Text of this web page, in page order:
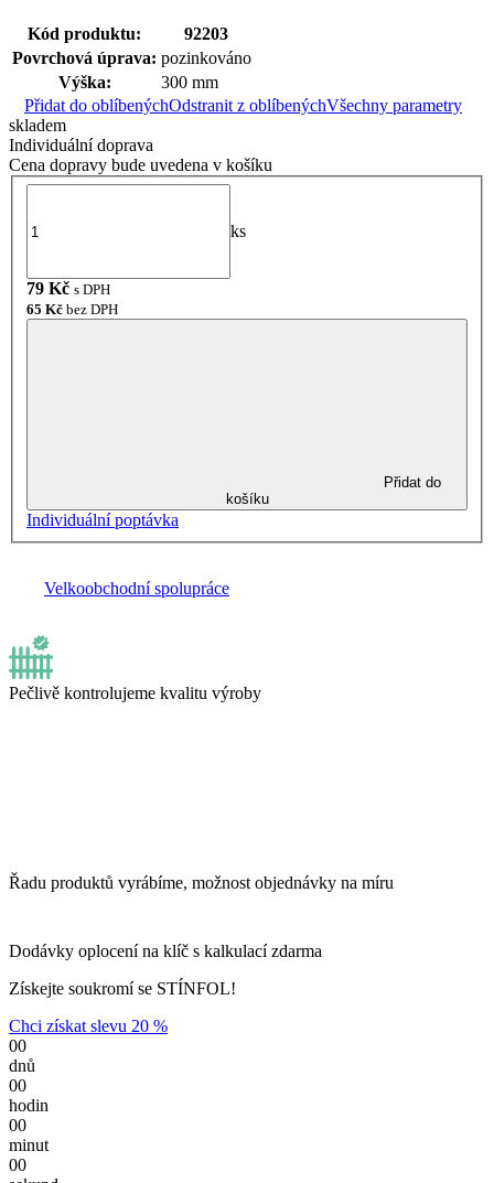
Kód produktu:
92203
Povrchová úprava: pozinkováno
Výška:
300 mm
Přidat do oblíbenýchOdstranit z oblíbenýchVšechny parametry
skladem
Individuální doprava
Cena dopravy bude uvedena v košíku
ks
79 Kč s DPH
65 Kč bez DPH
Přidat do
košíku
Individuální poptávka
Velkoobchodní spolupráce
Pečlivě kontrolujeme kvalitu výroby
Řadu produktů vyrábíme, možnost objednávky na míru
Dodávky oplocení na klíč s kalkulací zdarma
Získejte soukromí se STÍNFOL!
Chci získat slevu 20 %
00
dnů
00
hodin
00
minut
00